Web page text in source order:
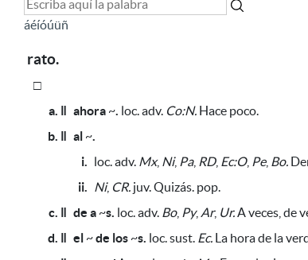
áéíóúüñ
rato.
□
a. ǁ ahora ~. loc. adv. Co:N. Hace poco.
b. ǁ al ~.
i. loc. adv. Mx, Ni, Pa, RD, Ec:O, Pe, Bo.
ii. Ni, CR. juv. Quizás. pop.
c. ǁ de a ~s. loc. adv. Bo, Py, Ar, Ur.A veces, de
d. ǁ el ~de los ~s. loc. sust. Ec. La hora de la